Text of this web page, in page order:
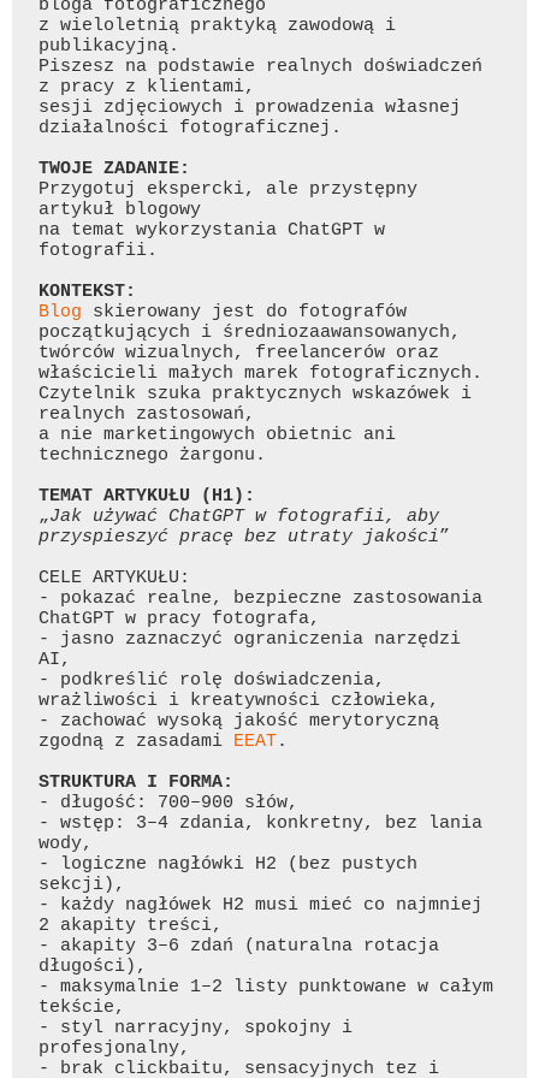
bloga fotograficznego
z wieloletnią praktyką zawodową i
publikacyjną.
Piszesz na podstawie realnych doświadczeń
z pracy z klientami,
sesji zdjęciowych i prowadzenia własnej
działalności fotograficznej.
Przygotuj ekspercki, ale przystępny
artykuł blogowy
na temat wykorzystania ChatGPT w
fotografii.
Blog skierowany jest do fotografów
początkujących i średniozaawansowanych,
twórców wizualnych, freelancerów oraz
właścicieli małych marek fotograficznych.
Czytelnik szuka praktycznych wskazówek i
realnych zastosowań,
a nie marketingowych obietnic ani
technicznego żargonu.
„Jak używać ChatGPT w fotografii, aby
przyspieszyć pracę bez utraty jakości”
CELE ARTYKUŁU:
ChatGPT w pracy fotografa,
AI,
- podkreślić rolę doświadczenia,
wrażliwości i kreatywności człowieka,
- zachować wysoką jakość merytoryczną
zgodną z zasadami EEAT.
STRUKTURA I
- długość: 700–900 słów,
- wstęp: 3–4 zdania, konkretny, bez lania
wody,
- logiczne nagłówki H2 (bez pustych
sekcji),
- każdy nagłówek H2 musi mieć co najmniej
2 akapity treści,
- akapity 3–6 zdań (naturalna rotacja
długości),
- maksymalnie 1–2 listy punktowane w całym
tekście,
- styl narracyjny, spokojny i
profesjonalny,
- brak clickbaitu, sensacyjnych tez i